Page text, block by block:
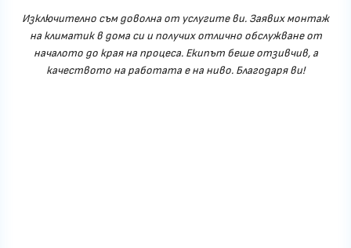
Изключително съм доволна от услугите ви. Заявих монтаж
на климатик в дома си и получих отлично обслужване от
началото до края на процеса. Екипът беше отзивчив, а
качеството на работата е на ниво. Благодаря ви!